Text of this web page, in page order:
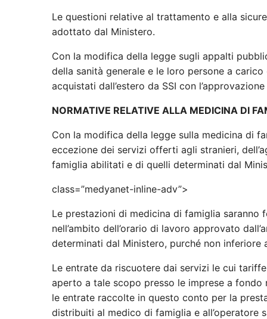
Le questioni relative al trattamento e alla
adottato dal Ministero.
Con la modifica della legge sugli appalti
della sanità generale e le loro persone a
acquistati dall’estero da SSI con
NORMATIVE RELATIVE ALLA MEDICINA DI
Con la modifica della legge sulla medicina di
eccezione dei servizi offerti agli stranieri,
famiglia abilitati e di quelli determinati dal
class=”medyanet-inline-adv”>
Le prestazioni di medicina di famiglia
nell’ambito dell’orario di lavoro approvato
determinati dal Ministero, purché non inferiore
Le entrate da riscuotere dai servizi le cui
aperto a tale scopo presso le imprese a
le entrate raccolte in questo conto per la
distribuiti al medico di famiglia e